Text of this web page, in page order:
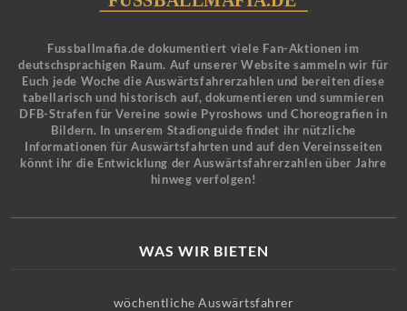
Fussballmafia.de dokumentiert viele Fan-Aktionen im
deutschsprachigen Raum. Auf unserer Website sammeln wir für
Euch jede Woche die Auswärtsfahrerzahlen und bereiten diese
tabellarisch und historisch auf, dokumentieren und summieren
DFB-Strafen für Vereine sowie Pyroshows und Choreografien in
Bildern. In unserem Stadionguide findet ihr nützliche
Informationen für Auswärtsfahrten und auf den Vereinsseiten
könnt ihr die Entwicklung der Auswärtsfahrerzahlen über Jahre
hinweg verfolgen!
WAS WIR BIETEN
wöchentliche Auswärtsfahrer